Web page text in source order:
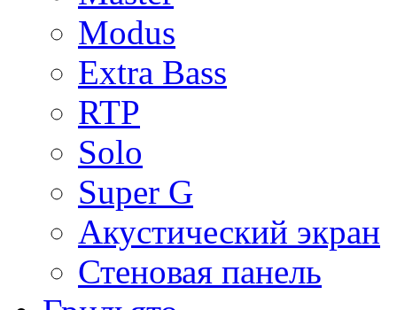
Modus
Extra Bass
RTP
Solo
Super G
Акустический экран
Стеновая панель